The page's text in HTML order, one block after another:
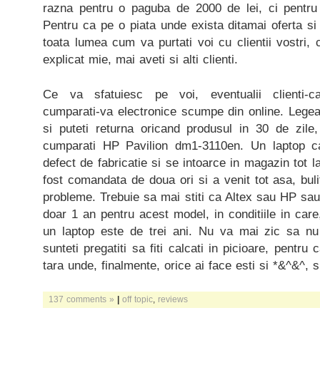
razna pentru o paguba de 2000 de lei, ci
Pentru ca pe o piata unde exista ditamai oferta
toata lumea cum va purtati voi cu clientii vostri,
explicat mie, mai aveti si alti clienti.
Ce va sfatuiesc pe voi, eventualii clienti-
cumparati-va electronice scumpe din online.
si puteti returna oricand produsul in 30 de
cumparati HP Pavilion dm1-3110en. Un laptop
defect de fabricatie si se intoarce in magazin tot
fost comandata de doua ori si a venit tot asa,
probleme. Trebuie sa mai stiti ca Altex sau HP
doar 1 an pentru acest model, in conditiile in
un laptop este de trei ani. Nu va mai zic sa
sunteti pregatiti sa fiti calcati in picioare, pentru
tara unde, finalmente, orice ai face esti si *&^&^,
137 comments » | off topic reviews